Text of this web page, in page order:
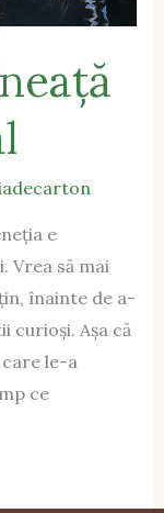
e
Vrea să mai
înainte de a-
curioși. Așa că
le-a
ce